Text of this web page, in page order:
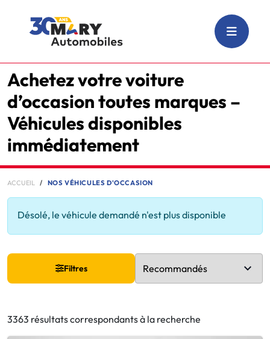
Achetez votre voiture
d’occasion toutes marques –
Véhicules disponibles
immédiatement
ACCUEIL NOS VÉHICULES D'OCCASION
Désolé, le véhicule demandé n'est plus disponible
Filtres
3363 résultats correspondants à la recherche